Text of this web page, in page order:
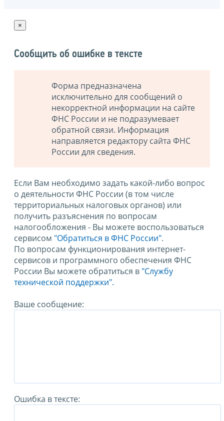
×
Сообщить об ошибке в тексте
Форма предназначена
исключительно для сообщений о
некорректной информации на сайте
ФНС России и не подразумевает
обратной связи. Информация
направляется редактору сайта ФНС
России для сведения.
Если Вам необходимо задать какой-либо вопрос
о деятельности ФНС России (в том числе
территориальных налоговых органов) или
получить разъяснения по вопросам
налогообложения - Вы можете воспользоваться
сервисом "Обратиться в ФНС России".
По вопросам функционирования интернет-
сервисов и программного обеспечения ФНС
России Вы можете обратиться в "Службу
технической поддержки".
Ваше сообщение:
Ошибка в тексте: